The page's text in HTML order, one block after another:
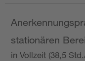
stationären
in Vollzeit (38,5